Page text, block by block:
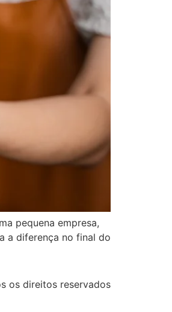
pequena empresa,
a diferença no final do
os direitos reservados